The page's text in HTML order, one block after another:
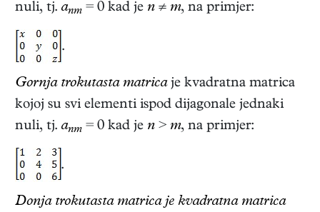
nuli, tj. anm = 0 kad je n ≠ m, na primjer:
.
Gornja trokutasta matricaje kvadratna matrica
kojoj su svi elementi ispod dijagonale jednaki
nuli, tj. anm = 0 kad je n > m, na primjer:
.
Donja trokutasta matrica je kvadratna matrica